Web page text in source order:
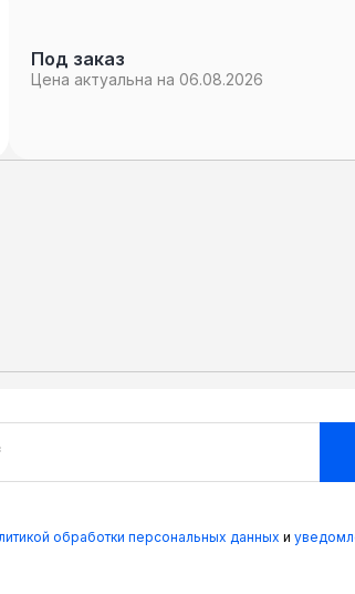
Под заказ
Цена актуальна на 06.08.2026
обработки персональных данных и